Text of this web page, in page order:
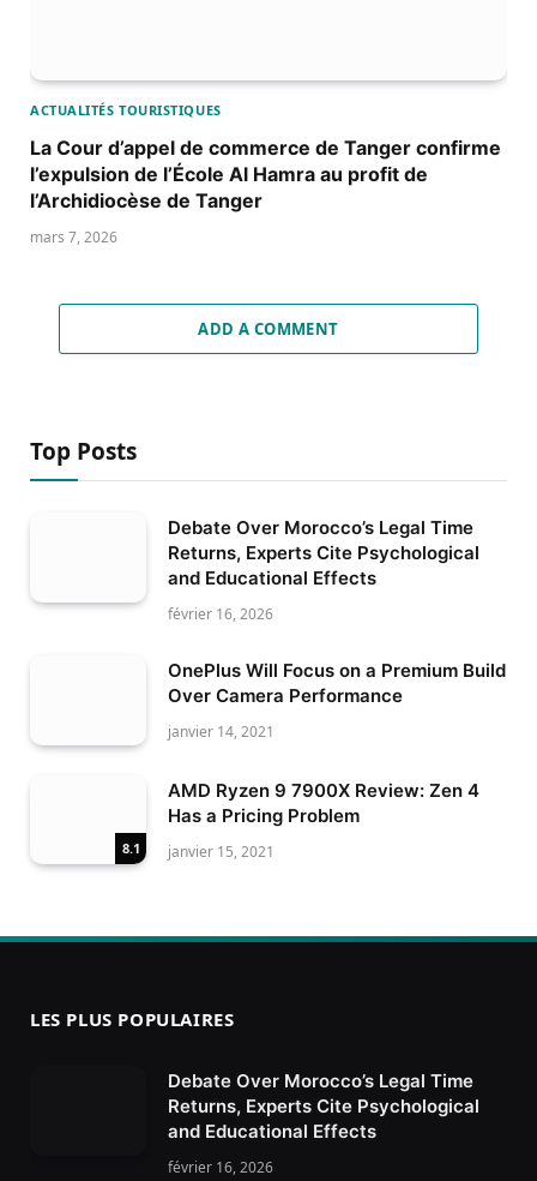
ACTUALITÉS TOURISTIQUES
La Cour d’appel de commerce de Tanger confirme
l’expulsion de l’École Al Hamra au profit de
l’Archidiocèse de Tanger
mars 7, 2026
ADD A COMMENT
Top Posts
Debate Over Morocco’s Legal Time
Returns, Experts Cite Psychological
and Educational Effects
février 16, 2026
OnePlus Will Focus on a Premium Build
Over Camera Performance
janvier 14, 2021
8.1
AMD Ryzen 9 7900X Review: Zen 4
Has a Pricing Problem
janvier 15, 2021
LES PLUS POPULAIRES
Debate Over Morocco’s Legal Time
Returns, Experts Cite Psychological
and Educational Effects
février 16, 2026